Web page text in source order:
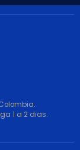
1 a 2 dias.